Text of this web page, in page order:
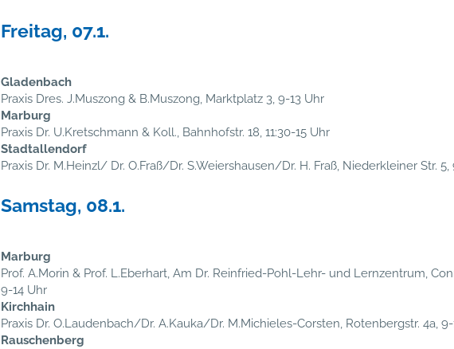
Freitag, 07.1.
Gladenbach
Praxis Dres. J.Muszong & B.Muszong, Marktplatz 3, 9-13 Uhr
Marburg
Praxis Dr. U.Kretschmann & Koll., Bahnhofstr. 18, 11:30-15 Uhr
Stadtallendorf
Praxis Dr. M.Heinzl/ Dr. O.Fraß/Dr. S.Weiershausen/Dr. H. Fraß, Niederkleiner Str. 5,
Samstag, 08.1.
Marburg
Prof. A.Morin & Prof. L.Eberhart, Am Dr. Reinfried-Pohl-Lehr- und Lernzentrum,
9-14 Uhr
Kirchhain
Praxis Dr. O.Laudenbach/Dr. A.Kauka/Dr. M.Michieles-Corsten, Rotenbergstr. 4a,
Rauschenberg